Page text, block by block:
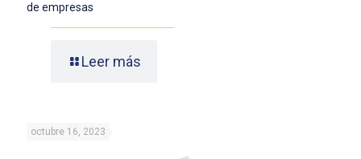
de empresas
Leer más
octubre 16, 2023